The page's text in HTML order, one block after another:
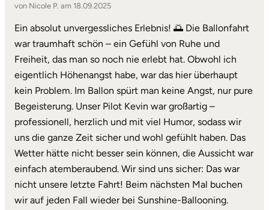
von Nicole P. am 18.09.2025
Ein absolut unvergessliches Erlebnis! 🌅 Die Ballonfahrt
war traumhaft schön – ein Gefühl von Ruhe und
Freiheit, das man so noch nie erlebt hat. Obwohl ich
eigentlich Höhenangst habe, war das hier überhaupt
kein Problem. Im Ballon spürt man keine Angst, nur pure
Begeisterung. Unser Pilot Kevin war großartig –
professionell, herzlich und mit viel Humor, sodass wir
uns die ganze Zeit sicher und wohl gefühlt haben. Das
Wetter hätte nicht besser sein können, die Aussicht war
einfach atemberaubend. Wir sind uns sicher: Das war
nicht unsere letzte Fahrt! Beim nächsten Mal buchen
wir auf jeden Fall wieder bei Sunshine-Ballooning.